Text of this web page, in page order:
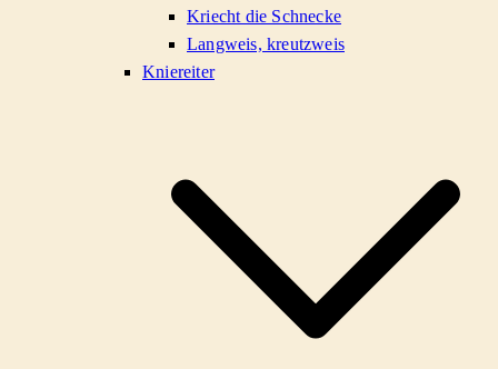
Kriecht die Schnecke
Langweis, kreutzweis
Kniereiter